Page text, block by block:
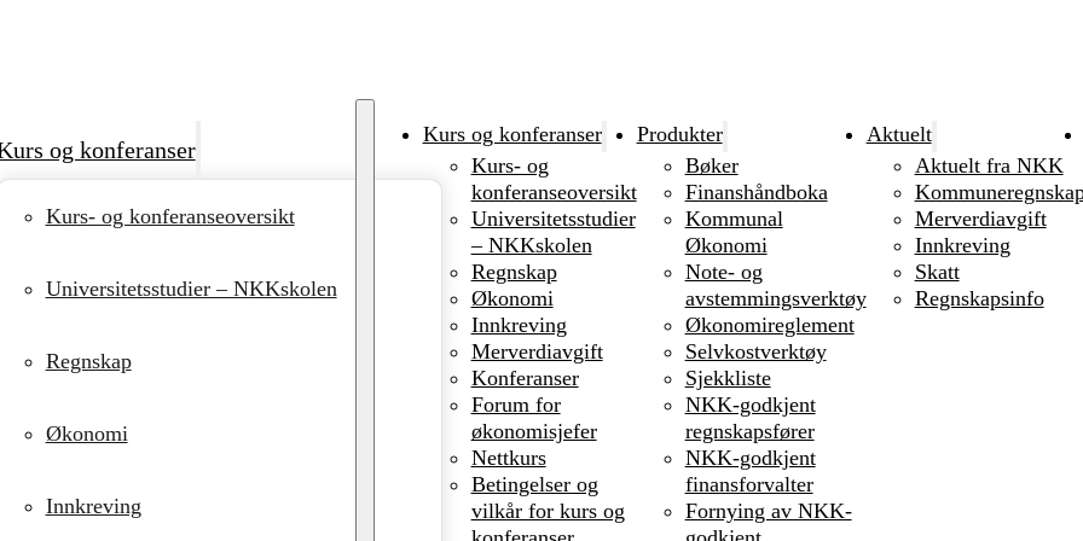
og konferanser
Kurs- og konferanseoversikt
Universitetsstudier – NKKskolen
Regnskap
Økonomi
Innkreving
Kurs og konferanser
Kurs- og
konferanseoversikt
Universitetsstudier
– NKKskolen
Regnskap
Økonomi
Innkreving
Merverdiavgift
Konferanser
Forum for
økonomisjefer
Nettkurs
Betingelser og
vilkår for kurs og
Produkter
Bøker
Finanshåndboka
Kommunal
Økonomi
Note- og
avstemmingsverktøy
Økonomireglement
Selvkostverktøy
Sjekkliste
NKK-godkjent
regnskapsfører
NKK-godkjent
finansforvalter
Fornying av NKK-
Aktuelt
Aktuelt fra NKK
Merverdiavgift
Innkreving
Skatt
Regnskapsinfo